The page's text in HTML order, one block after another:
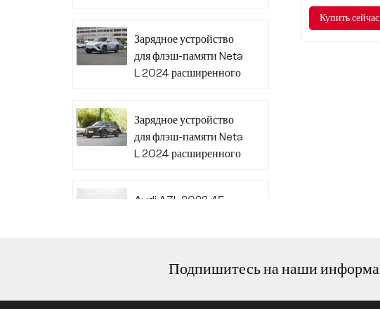
Купить сейчас
Зарядное устройство
для флэш-памяти Neta
L 2024 расширенного
Зарядное устройство
для флэш-памяти Neta
L 2024 расширенного
Audi A7L 2022 45
Ли Авто L6 2024
Макс.
Подпишитесь на наши